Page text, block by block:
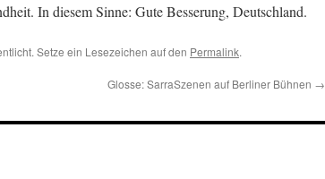
In diesem Sinne: Gute Besserung, Deutschland.
Setze ein Lesezeichen auf den Permalink.
Glosse: SarraSzenen auf Berliner Bühnen →